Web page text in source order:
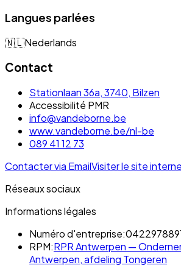
Langues parlées
🇳🇱Nederlands
Contact
Stationlaan 36a, 3740, Bilzen
Accessibilité PMR
info@vandeborne.be
www.vandeborne.be/nl-be
089 41 12 73
Contacter via EmailVisiter le site
Réseaux sociaux
Informations légales
Numéro d'entreprise:
RPM:RPR Antwerpen —
Antwerpen, afdeling Tongeren